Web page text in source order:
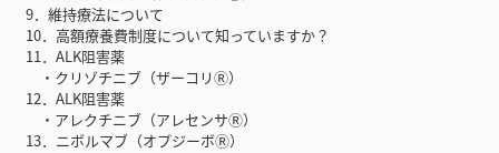
9．維持療法について
10．高額療養費制度について知っていますか？
11．ALK阻害薬
・クリゾチニブ（ザーコリⓇ）
12．ALK阻害薬
・アレクチニブ（アレセンサⓇ）
13．ニボルマブ（オプジーボⓇ）